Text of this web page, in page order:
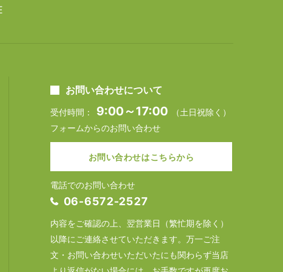
お問い合わせについて
受付時間： 9:00～17:00
（土日祝除く）
フォームからのお問い合わせ
お問い合わせはこちらから
電話でのお問い合わせ
06-6572-2527
内容をご確認の上、翌営業日（繁忙期を除く）
以降にご連絡させていただきます。万一ご注
文・お問い合わせいただいたにも関わらず当店